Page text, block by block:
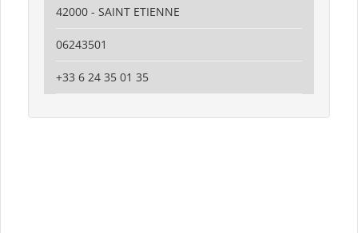
42000 - SAINT ETIENNE
06243501
+33 6 24 35 01 35